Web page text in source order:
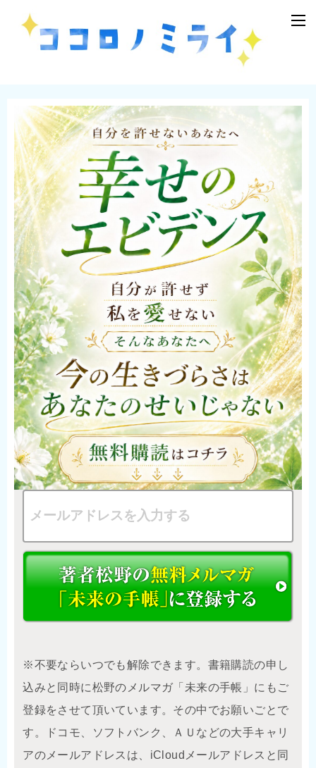
※不要ならいつでも解除できます。書籍購読の申し
込みと同時に松野のメルマガ「未来の手帳」にもご
登録をさせて頂いています。その中でお願いごとで
す。ドコモ、ソフトバンク、ＡＵなどの大手キャリ
アのメールアドレスは、iCloudメールアドレスと同